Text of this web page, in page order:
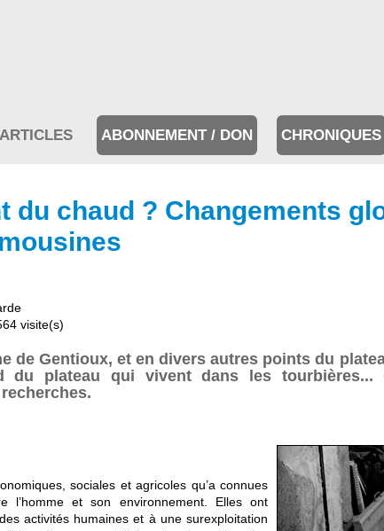
ABONNEMENT / DON CHRONIQUES
du chaud ? Changements
visite(s)
de Gentioux, et en divers autres points du
plateau qui vivent dans les tourbières...
sociales et agricoles qu’a connues
l’homme et son environnement. Elles ont
activités humaines et à une surexploitation